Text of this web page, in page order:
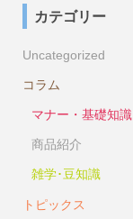
カテゴリー
Uncategorized
コラム
マナー・基礎知識
商品紹介
雑学･豆知識
トピックス